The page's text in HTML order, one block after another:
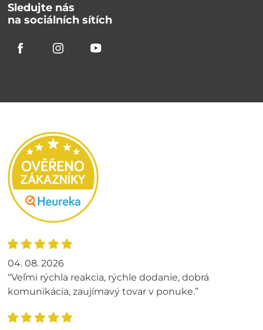
Sledujte nás
na sociálních sítích
04. 08. 2026
“Veľmi rýchla reakcia, rýchle dodanie, dobrá
komunikácia, zaujímavý tovar v ponuke.”